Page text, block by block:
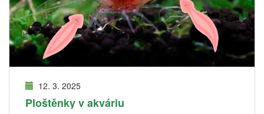
12. 3. 2025
Ploštěnky v akváriu